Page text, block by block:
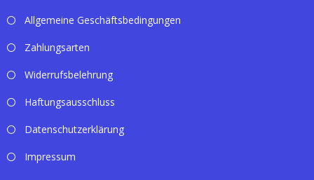
Allgemeine Geschäftsbedingungen
Zahlungsarten
Widerrufsbelehrung
Haftungsausschluss
Datenschutzerklärung
Impressum